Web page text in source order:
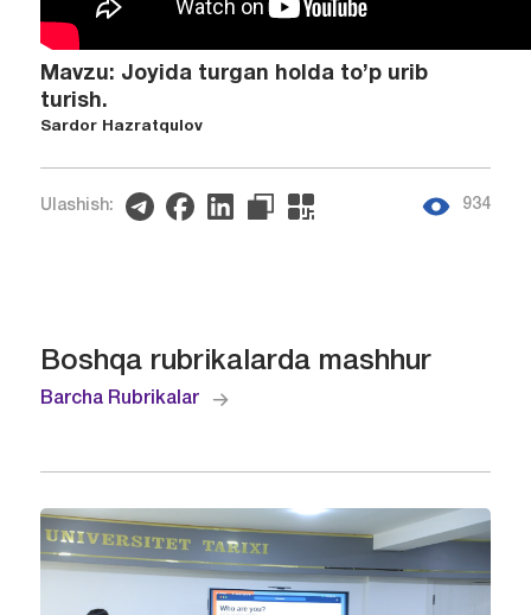
Mavzu: Joyida turgan holda to’p urib
turish.
Sardor Hazratqulov
Ulashish: 934
Boshqa rubrikalarda mashhur
Barcha Rubrikalar